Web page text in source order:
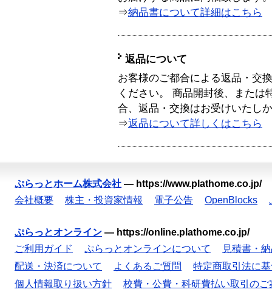
⇒納品書について詳細はこちら
返品について
お客様のご都合による返品・交
ください。 商品開封後、または
合、返品・交換はお受けいたし
⇒返品について詳しくはこちら
ぷらっとホーム株式会社 — https://www.plathome.co.jp/
会社概要
株主・投資家情報 電子公告 OpenBlocks
ぷらっとオンライン — https://online.plathome.co.jp/
ご利用ガイド
ぷらっとオンラインについて
見積書・
配送・決済について
よくあるご質問
特定商取引法に
個人情報取り扱い方針
校費・公費・科研費払い取引のご